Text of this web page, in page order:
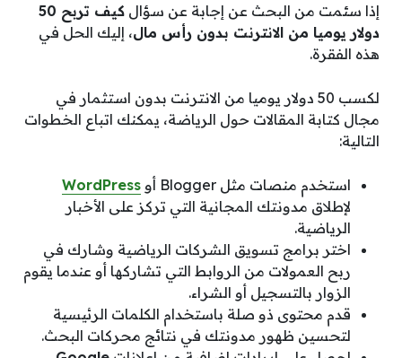
إذا سئمت من البحث عن إجابة عن سؤال
كيف تربح 50
دولار يوميا من الانترنت بدون رأس مال، إليك الحل في
هذه الفقرة.
لكسب 50 دولار يوميا من الانترنت بدون استثمار في
مجال كتابة المقالات حول الرياضة، يمكنك اتباع الخطوات
التالية:
استخدم منصات مثل Blogger أو
WordPress
لإطلاق مدونتك المجانية التي تركز على الأخبار
الرياضية.
اختر برامج تسويق الشركات الرياضية وشارك في
ربح العمولات من الروابط التي تشاركها أو عندما يقوم
الزوار بالتسجيل أو الشراء.
قدم محتوى ذو صلة باستخدام الكلمات الرئيسية
لتحسين ظهور مدونتك في نتائج محركات البحث.